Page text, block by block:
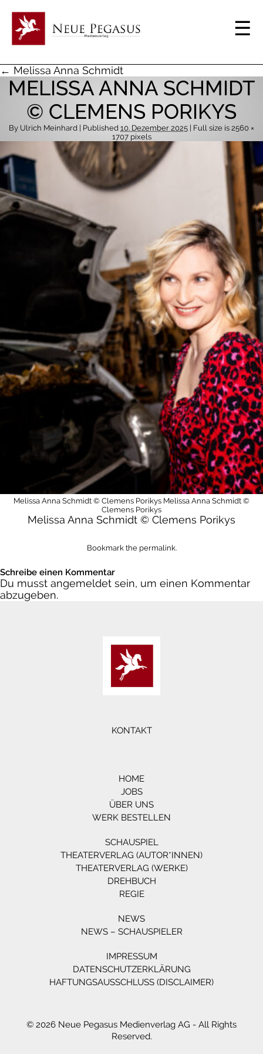
← Melissa Anna Schmidt
MELISSA ANNA SCHMIDT
© CLEMENS PORIKYS
By Ulrich Meinhard | Published 10. Dezember 2025 | Full size is 2560 ×
1707pixels
Melissa Anna Schmidt © Clemens Porikys Melissa Anna Schmidt ©
Clemens Porikys
Melissa Anna Schmidt © Clemens Porikys
Bookmark the permalink.
Schreibe einen Kommentar
Du musst angemeldet sein, um einen Kommentar
abzugeben.
KONTAKT
HOME
JOBS
ÜBER UNS
WERK BESTELLEN
SCHAUSPIEL
THEATERVERLAG (AUTOR*INNEN)
THEATERVERLAG (WERKE)
DREHBUCH
REGIE
NEWS
NEWS – SCHAUSPIELER
IMPRESSUM
DATENSCHUTZERKLÄRUNG
HAFTUNGSAUSSCHLUSS (DISCLAIMER)
© 2026 Neue Pegasus Medienverlag AG - All Rights
Reserved.